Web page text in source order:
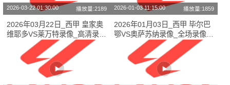
2026-03-22 01:30:00 播放量:2189
2026年03月22日_西甲 皇家奥
维耶多VS莱万特录像_高清录像
【全场回放】
2026-01-03 11:15:00 播放量:1859
2026年01月03日_西甲 毕尔巴
鄂VS奥萨苏纳录像_全场录像
【视频集锦】